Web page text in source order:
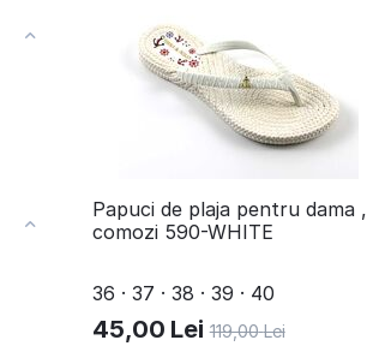
Papuci de plaja pentru dama ,
comozi 590-WHITE
36 · 37 · 38 · 39 · 40
45,00 Lei 119,00 Lei